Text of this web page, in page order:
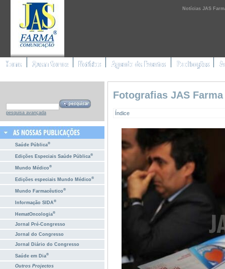
Notícias JAS
pesquisa avançada
Saúde Pública®
Edições Especiais Saúde Pública®
Mundo Médico®
Edições especiais Mundo Médico®
Mundo Farmacêutico®
Informação SIDA®
HematOncologia®
Jornal Pré-Congresso
Jornal do Congresso
Jornal Diário do Congresso
Saúde em Dia®
Outros Projectos
Fotografias JAS
Índice